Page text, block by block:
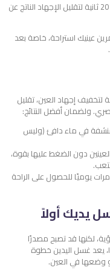
دقيقة، انظر إلى شيء يبعد 20 قدمًا لمدة 20 ثانية لتقليل الإجهاد الناتج عن
عينيك استراحة، خاصة بعد
لتخفيف إجهاد العين، تقليل
ولضمان أفضل النتائج:
في ماء دافئ (وليس
دون الضغط عليها بقوة،
يوميًا للحصول على الراحة
يديك أولاً
لكنها قد تصبح مصدرًا
يعد غسل اليدين خطوة
وضعها في العين.